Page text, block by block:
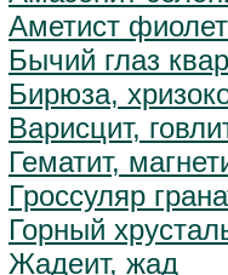
Аметист
Бычий глаз
Бирюза,
Варисцит,
Гематит,
Гроссуляр
Горный
Жадеит, жад